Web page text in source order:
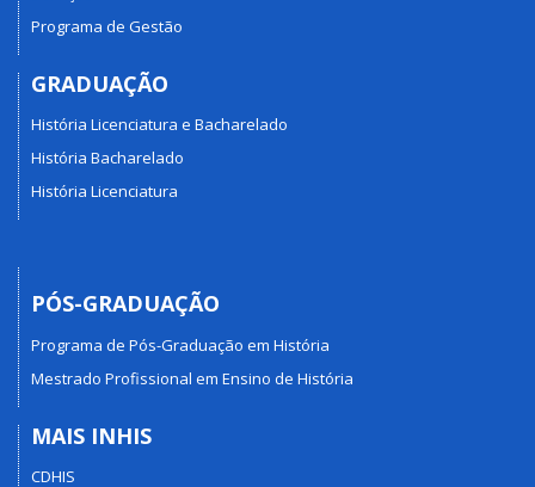
Programa de Gestão
GRADUAÇÃO
História Licenciatura e Bacharelado
História Bacharelado
História Licenciatura
PÓS-GRADUAÇÃO
Programa de Pós-Graduação em História
Mestrado Profissional em Ensino de História
MAIS INHIS
CDHIS